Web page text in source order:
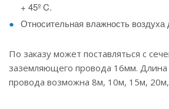
+ 45º C.
Относительная влажность воздуха
По заказу может поставляться с
заземляющего провода 16мм.
провода возможна 8м, 10м, 15м,